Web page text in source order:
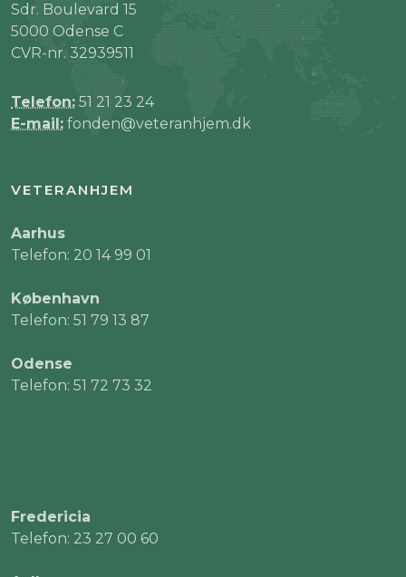
Sdr. Boulevard 15
5000 Odense C
CVR-nr. 32939511
Telefon: 51 21 23 24
E-mail: fonden@veteranhjem.dk
VETERANHJEM
Aarhus
Telefon: 20 14 99 01
København
Telefon: 51 79 13 87
Odense
Telefon: 51 72 73 32
Fredericia
Telefon: 23 27 00 60